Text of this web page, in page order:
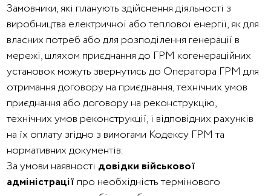
Замовники, які планують здійснення діяльності з
виробництва електричної або теплової енергії, як для
власних потреб або для розподілення генерації в
мережі, шляхом приєднання до ГРМ когенераційних
установок можуть звернутись до Оператора ГРМ для
отримання договору на приєднання, технічних умов
приєднання або договору на реконструкцію,
технічних умов реконструкції, і відповідних рахунків
на їх оплату згідно з вимогами Кодексу ГРМ та
нормативних документів.
За умови наявності довідки військової
адміністрації про необхідність термінового